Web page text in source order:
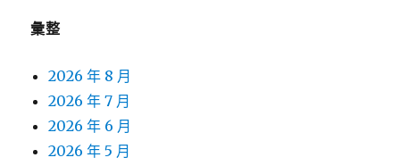
彙整
2026 年 8 月
2026 年 7 月
2026 年 6 月
2026 年 5 月